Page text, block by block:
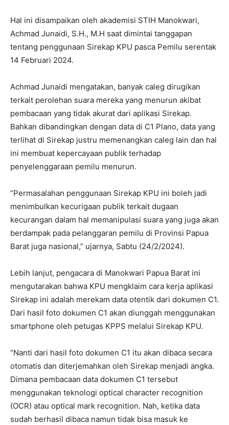
Hal ini disampaikan oleh akademisi STIH Manokwari,
Achmad Junaidi, S.H., M.H saat dimintai tanggapan
tentang penggunaan Sirekap KPU pasca Pemilu serentak
14 Februari 2024.
Achmad Junaidi mengatakan, banyak caleg dirugikan
terkait perolehan suara mereka yang menurun akibat
pembacaan yang tidak akurat dari aplikasi Sirekap.
Bahkan dibandingkan dengan data di C1 Plano, data yang
terlihat di Sirekap justru memenangkan caleg lain dan hal
ini membuat kepercayaan publik terhadap
penyelenggaraan pemilu menurun.
“Permasalahan penggunaan Sirekap KPU ini boleh jadi
menimbulkan kecurigaan publik terkait dugaan
kecurangan dalam hal memanipulasi suara yang juga akan
berdampak pada pelanggaran pemilu di Provinsi Papua
Barat juga nasional,” ujarnya, Sabtu (24/2/2024).
Lebih lanjut, pengacara di Manokwari Papua Barat ini
mengutarakan bahwa KPU mengklaim cara kerja aplikasi
Sirekap ini adalah merekam data otentik dari dokumen C1.
Dari hasil foto dokumen C1 akan diunggah menggunakan
smartphone oleh petugas KPPS melalui Sirekap KPU.
“Nanti dari hasil foto dokumen C1 itu akan dibaca secara
otomatis dan diterjemahkan oleh Sirekap menjadi angka.
Dimana pembacaan data dokumen C1 tersebut
menggunakan teknologi optical character recognition
(OCR) atau optical mark recognition. Nah, ketika data
sudah berhasil dibaca namun tidak bisa masuk ke